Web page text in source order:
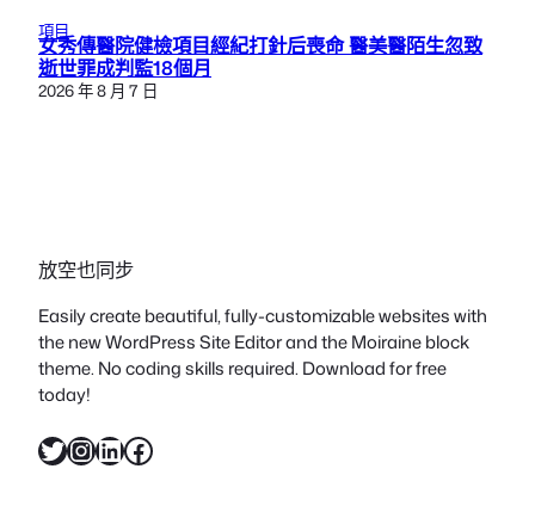
項目
女秀傳醫院健檢項目經紀打針后喪命 醫美醫陌生忽致
逝世罪成判監18個月
2026 年 8 月 7 日
放空也同步
Easily create beautiful, fully-customizable websites with
the new WordPress Site Editor and the Moiraine block
theme. No coding skills required. Download for free
today!
X InstagramLinkedIn Facebook